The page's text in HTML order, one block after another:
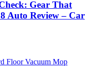
Gear That
Auto Review – Car